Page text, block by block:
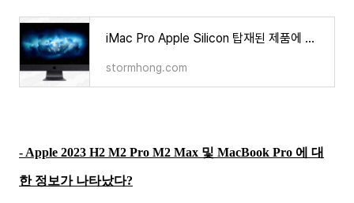
iMac Pro Apple Silicon 탑재된 제품에 대해 많은 이가 관심을 가지고 있지만 출시 소식은 어떻게?
stormhong.com
- Apple 2023 H2 M2 Pro M2 Max 및 MacBook Pro 에 대
한 정보가 나타났다?